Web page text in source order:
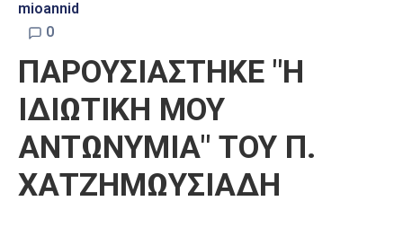
Του
Δήμου
Προσκλήσεις
Αποφάσεις
Τηλέφωνα
Καιρός
mioannid
0
ΠΑΡΟΥΣΙΑΣΤΗΚΕ "Η
ΙΔΙΩΤΙΚΗ ΜΟΥ
ΑΝΤΩΝΥΜΙΑ" ΤΟΥ Π.
ΧΑΤΖΗΜΩΥΣΙΑΔΗ